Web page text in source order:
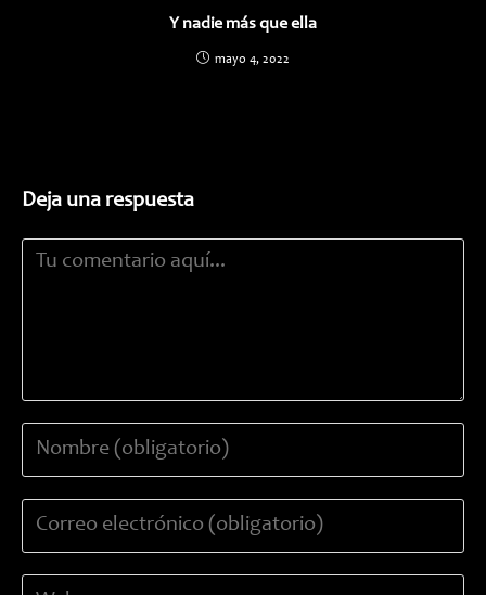
Y nadie más que ella
mayo 4, 2022
Deja una respuesta
Comentario
de